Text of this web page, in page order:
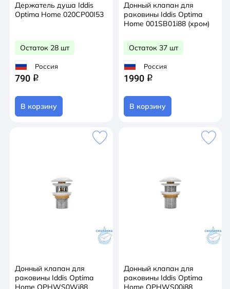
Держатель душа Iddis
Optima Home 020CP00I53
Остаток 28 шт
Россия
790 q
В корзину
Донный клапан для
раковины Iddis Optima
Home 001SB01i88 (хром)
Остаток 37 шт
Россия
1990 q
В корзину
Донный клапан для
раковины Iddis Optima
Home OPHWS0Wi88
Донный клапан для
раковины Iddis Optima
Home OPHWS00i88